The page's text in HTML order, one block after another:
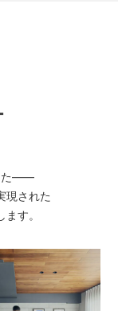
た――
現された
す。